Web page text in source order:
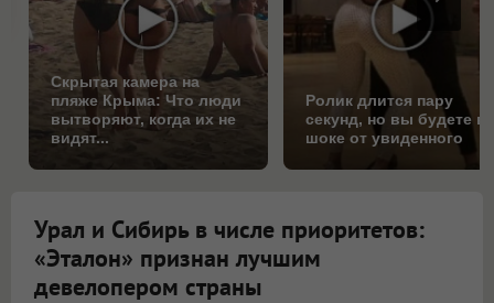
Скрытая камера на
пляже Крыма: Что люди
вытворяют, когда их не
видят...
Ролик длится пару
секунд, но вы будете в
шоке от увиденного
Урал и Сибирь в числе приоритетов:
«Эталон» признан лучшим
девелопером страны